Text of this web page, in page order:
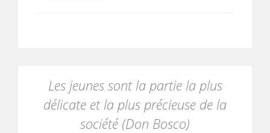
Les jeunes sont la partie la plus
délicate et la plus précieuse de la
société (Don Bosco)